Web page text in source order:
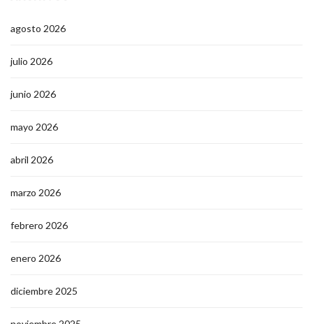
agosto 2026
julio 2026
junio 2026
mayo 2026
abril 2026
marzo 2026
febrero 2026
enero 2026
diciembre 2025